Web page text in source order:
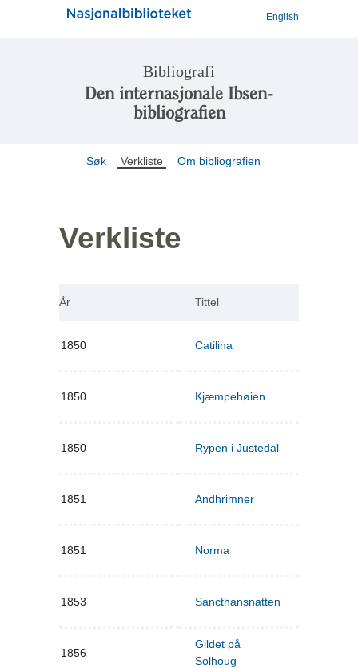
English
Bibliografi
Den internasjonale Ibsen-
bibliografien
Søk Verkliste Om bibliografien
Verkliste
År Tittel
1850 Catilina
1850 Kjæmpehøien
1850 Rypen i Justedal
1851 Andhrimner
1851 Norma
1853 Sancthansnatten
1856
Gildet på
Solhoug